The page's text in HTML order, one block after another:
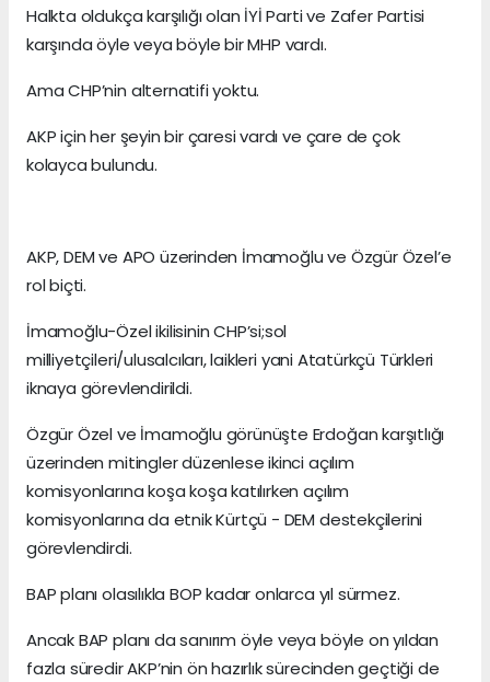
Halkta oldukça karşılığı olan İYİ Parti ve Zafer Partisi
karşında öyle veya böyle bir MHP vardı.
Ama CHP’nin alternatifi yoktu.
AKP için her şeyin bir çaresi vardı ve çare de çok
kolayca bulundu.
AKP, DEM ve APO üzerinden İmamoğlu ve Özgür Özel’e
rol biçti.
İmamoğlu-Özel ikilisinin CHP’si;sol
milliyetçileri/ulusalcıları, laikleri yani Atatürkçü Türkleri
iknaya görevlendirildi.
Özgür Özel ve İmamoğlu görünüşte Erdoğan karşıtlığı
üzerinden mitingler düzenlese ikinci açılım
komisyonlarına koşa koşa katılırken açılım
komisyonlarına da etnik Kürtçü - DEM destekçilerini
görevlendirdi.
BAP planı olasılıkla BOP kadar onlarca yıl sürmez.
Ancak BAP planı da sanırım öyle veya böyle on yıldan
fazla süredir AKP’nin ön hazırlık sürecinden geçtiği de